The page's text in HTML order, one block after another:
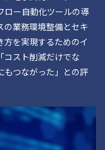
ロー自動化ツールの導
の業務環境整備とセキ
方を実現するためのイ
コスト削減だけでな
もつながった」との評